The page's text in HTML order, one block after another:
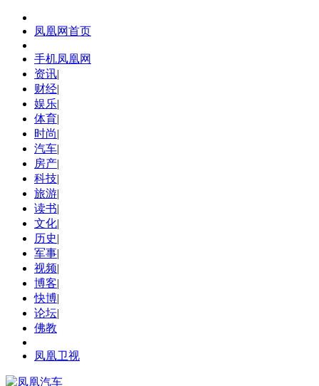
凤凰网首页
手机凤凰网
资讯|
财经|
娱乐|
体育|
时尚|
汽车|
房产|
科技|
旅游|
读书|
文化|
历史|
军事|
视频|
博客|
快博|
论坛|
佛教
凤凰卫视